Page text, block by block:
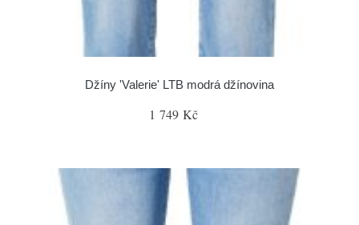
Džíny 'Valerie' LTB modrá džínovina
1 749 Kč